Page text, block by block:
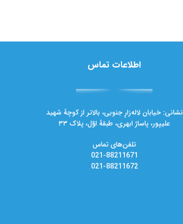
اطلاعات تماس
نشانی: خیابان لاله‌زارِ جنوبی، بالاتر از کوچهٔ شهید
علیپور، پاساژ ابهری، طبقهٔ اوّل، پلاک ۳۳
تلفن‌های تماس
021-88211671
021-88211672